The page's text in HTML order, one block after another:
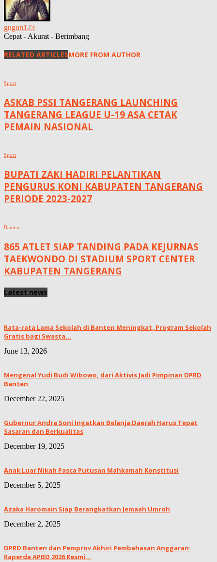
gugun123
Cepat - Akurat - Berimbang
RELATED ARTICLESMORE FROM AUTHOR
Sport
ASKAB PSSI TANGERANG LAUNCHING
TANGERANG LEAGUE U-19 ASA CETAK
PEMAIN NASIONAL
Sport
BUPATI ZAKI HADIRI PELANTIKAN
PENGURUS KONI KABUPATEN TANGERANG
PERIODE 2023-2027
Banten
865 ATLET SIAP TANDING PADA KEJURNAS
TAEKWONDO DI STADIUM SPORT CENTER
KABUPATEN TANGERANG
Latest news
Rata-rata Lama Sekolah di Banten Meningkat, ‎Program Sekolah
Gratis bagi Swasta...
June 13, 2026
Mengenal Yudi Budi Wibowo, dari Aktivis Jadi Pimpinan DPRD
Banten
December 22, 2025
Gubernur Andra Soni Ingatkan Belanja Daerah Harus Tepat
Sasaran dan Berkualitas
December 19, 2025
Anak Luar Nikah Pasca Putusan Mahkamah Konstitusi
December 5, 2025
Azaka Haromain Siap Berangkatkan Jemaah Umroh
December 2, 2025
DPRD Banten dan Pemprov Akhiri Pembahasan Anggaran:
Raperda APBD 2026 Resmi...